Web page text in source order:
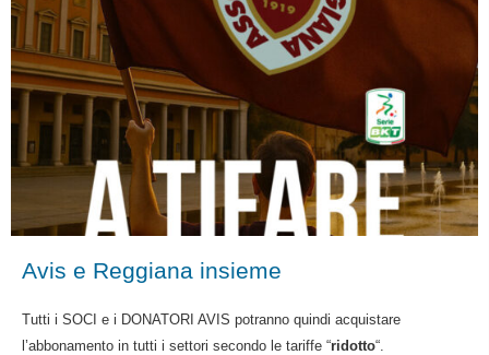
Avis e Reggiana insieme
Tutti i SOCI e i DONATORI AVIS potranno quindi acquistare
l’abbonamento in tutti i settori secondo le tariffe “ridotto“.